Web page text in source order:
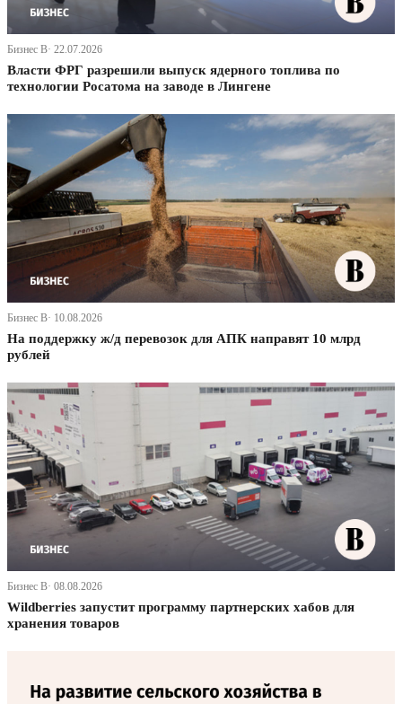
Бизнес В· 22.07.2026
Власти ФРГ разрешили выпуск ядерного топлива по
технологии Росатома на заводе в Лингене
Бизнес В· 10.08.2026
На поддержку ж/д перевозок для АПК направят 10 млрд
рублей
Бизнес В· 08.08.2026
Wildberries запустит программу партнерских хабов для
хранения товаров